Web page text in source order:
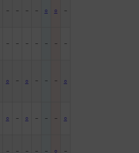
－ － － － ○ ○ －
－ － － － － － －
○ － ○ － － － ○
○ － ○ － － － ○
－ － － － － ○ －